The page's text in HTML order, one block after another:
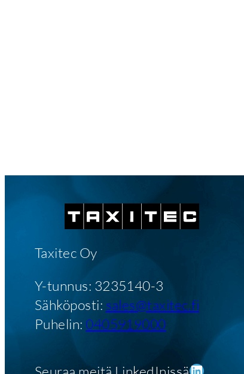
Taxitec Oy
Y-tunnus: 3235140-3
Sähköposti: sales@taxitec.fi
Puhelin: 0405919000
LinkedIn